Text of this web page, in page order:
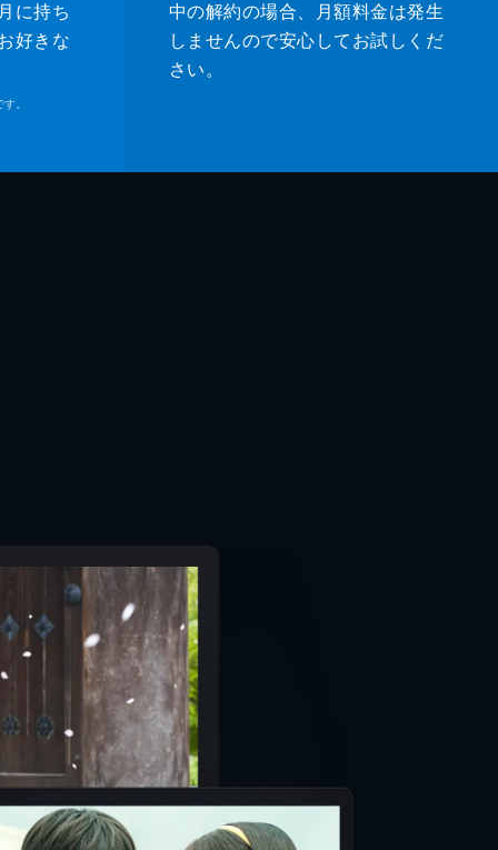
に持ち
好きな
。
中の解約の場合、月額料金は発生
しませんので安心してお試しくだ
さい。